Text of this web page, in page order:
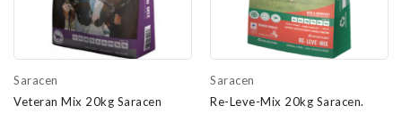
Saracen
Veteran Mix 20kg Saracen
Saracen
Re-Leve-Mix 20kg Saracen.